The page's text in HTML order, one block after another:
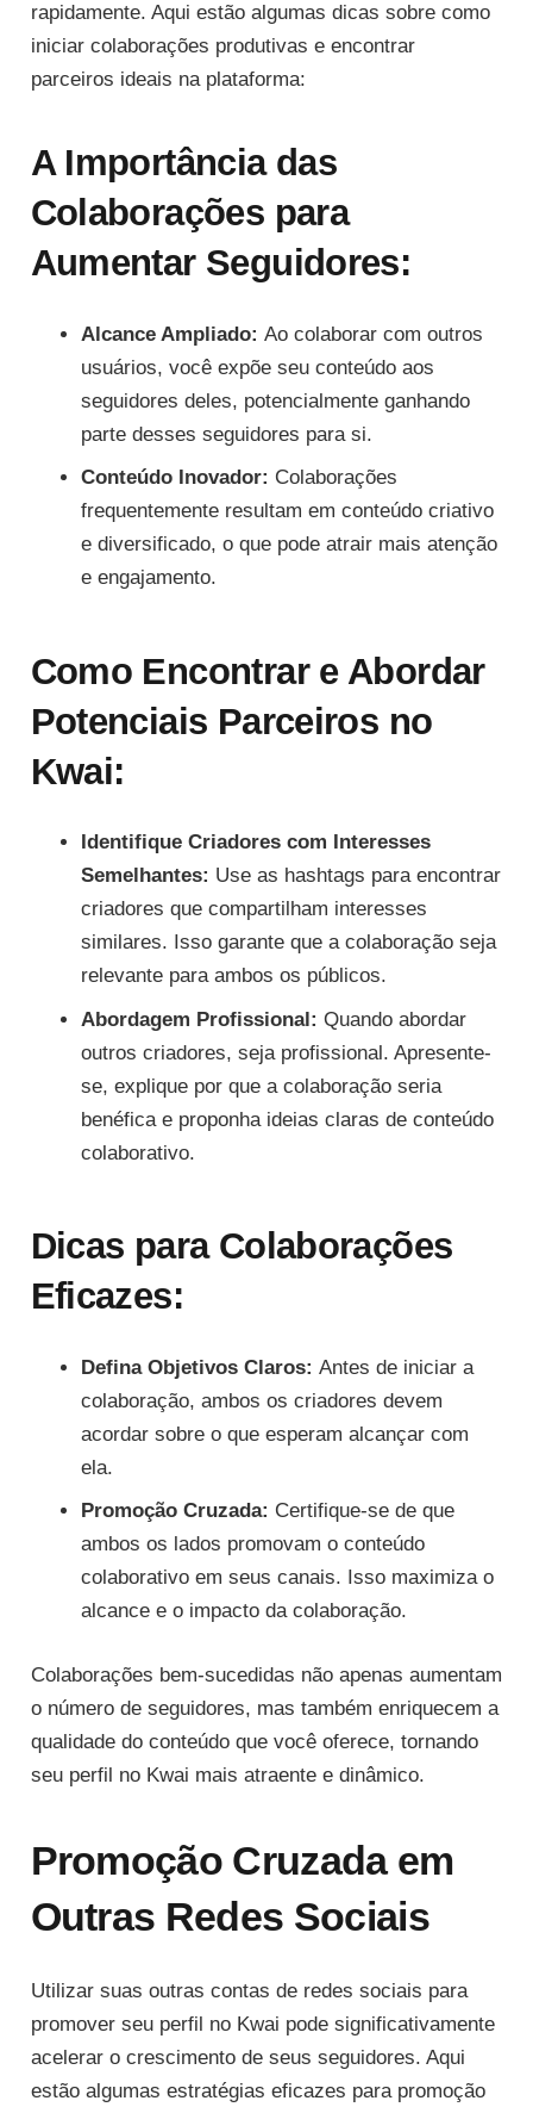
rapidamente. Aqui estão algumas dicas sobre como
iniciar colaborações produtivas e encontrar
parceiros ideais na plataforma:
A Importância das
Colaborações para
Aumentar Seguidores:
Alcance Ampliado: Ao colaborar com outros
usuários, você expõe seu conteúdo aos
seguidores deles, potencialmente ganhando
parte desses seguidores para si.
Conteúdo Inovador: Colaborações
frequentemente resultam em conteúdo criativo
e diversificado, o que pode atrair mais atenção
e engajamento.
Como Encontrar e Abordar
Potenciais Parceiros no
Kwai:
Identifique Criadores com Interesses
Semelhantes: Use as hashtags para encontrar
criadores que compartilham interesses
similares. Isso garante que a colaboração seja
relevante para ambos os públicos.
Abordagem Profissional: Quando abordar
outros criadores, seja profissional. Apresente-
se, explique por que a colaboração seria
benéfica e proponha ideias claras de conteúdo
colaborativo.
Dicas para Colaborações
Eficazes:
Defina Objetivos Claros: Antes de iniciar a
colaboração, ambos os criadores devem
acordar sobre o que esperam alcançar com
ela.
Promoção Cruzada: Certifique-se de que
ambos os lados promovam o conteúdo
colaborativo em seus canais. Isso maximiza o
alcance e o impacto da colaboração.
Colaborações bem-sucedidas não apenas aumentam
o número de seguidores, mas também enriquecem a
qualidade do conteúdo que você oferece, tornando
seu perfil no Kwai mais atraente e dinâmico.
Promoção Cruzada em
Outras Redes Sociais
Utilizar suas outras contas de redes sociais para
promover seu perfil no Kwai pode significativamente
acelerar o crescimento de seus seguidores. Aqui
estão algumas estratégias eficazes para promoção